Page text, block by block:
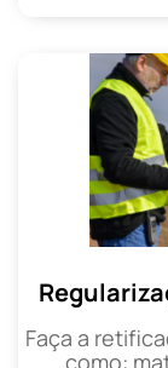
Faça a
como: